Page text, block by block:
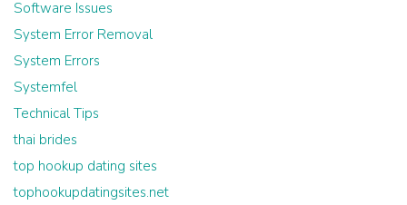
Software Issues
System Error Removal
System Errors
Systemfel
Technical Tips
thai brides
top hookup dating sites
tophookupdatingsites.net